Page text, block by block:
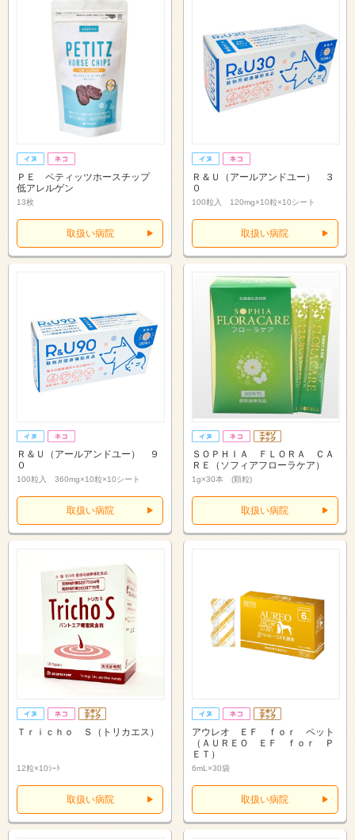
ＰＥ ペティッツホースチップ
低アレルゲン
13枚
取扱い病院
Ｒ＆Ｕ（アールアンドユー） ３
０
100粒入 120mg×10粒×10シート
取扱い病院
Ｒ＆Ｕ（アールアンドユー） ９
０
100粒入 360mg×10粒×10シート
取扱い病院
ＳＯＰＨＩＡ ＦＬＯＲＡ ＣＡ
ＲＥ（ソフィアフローラケア）
1g×30本 (顆粒)
取扱い病院
Ｔｒｉｃｈｏ Ｓ（トリカエス）
12粒×10ｼｰﾄ
取扱い病院
アウレオ ＥＦ ｆｏｒ ペット
（ＡＵＲＥＯ ＥＦ ｆｏｒ Ｐ
ＥＴ）
6mL×30袋
取扱い病院